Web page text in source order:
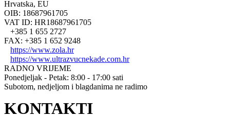
Hrvatska, EU
OIB: 18687961705
VAT ID: HR18687961705
+385 1 655 2727
FAX: +385 1 652 9248
https://www.zola.hr
https://www.ultrazvucnekade.com.hr
RADNO VRIJEME
Ponedjeljak - Petak: 8:00 - 17:00 sati
Subotom, nedjeljom i blagdanima ne radimo
KONTAKTI